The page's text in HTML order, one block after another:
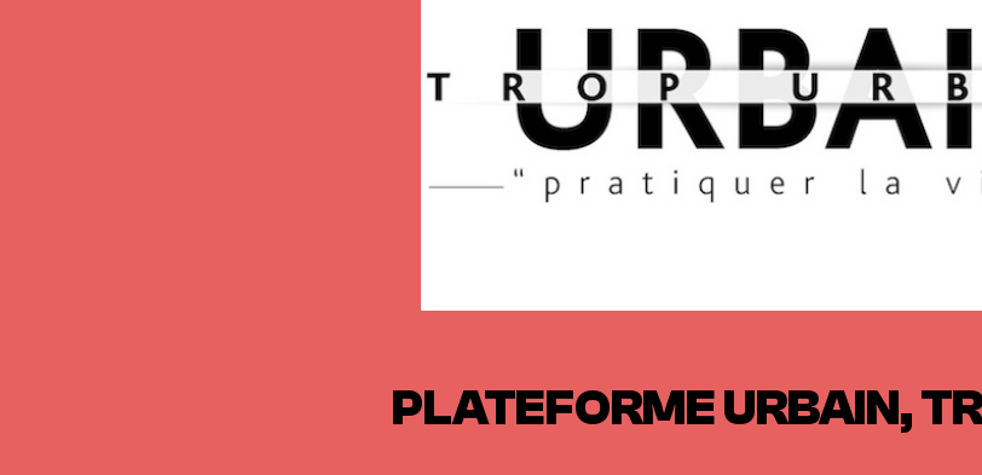
PLATEFORME URBAIN,